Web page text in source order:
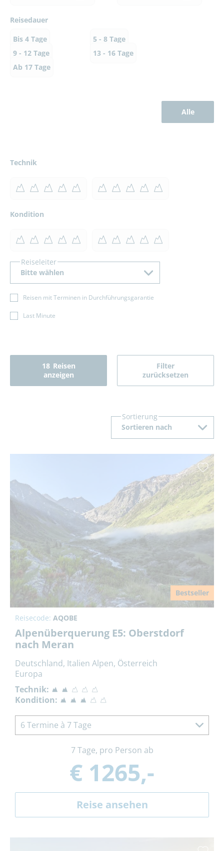
Reisedauer
Bis 4 Tage
5 - 8 Tage
9 - 12 Tage
13 - 16 Tage
Ab 17 Tage
Alle
Technik
Kondition
Reiseleiter
Bitte wählen
Reisen mit Terminen in Durchführungsgarantie
Last Minute
18 Reisen
anzeigen
Filter
zurücksetzen
Sortierung
Sortieren nach
Bestseller
Reisecode: AQOBE
Alpenüberquerung E5: Oberstdorf
nach Meran
Deutschland, Italien Alpen, Österreich
Europa
Technik:
Kondition:
6 Termine à 7 Tage
7 Tage, pro Person ab
€ 1265,-
Reise ansehen